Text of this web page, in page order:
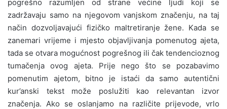
pogrešno razumljen od strane većine ljudi koji se
zadržavaju samo na njegovom vanjskom značenju, na taj
način dozvoljavajući fizičko maltretiranje žene. Kada se
zanemari vrijeme i mjesto objavljivanja pomenutog ajeta,
tada se otvara mogućnost pogrešnog ili čak tendencioznog
tumačenja ovog ajeta. Prije nego što se pozabavimo
pomenutim ajetom, bitno je istaći da samo autentični
kur’anski tekst može poslužiti kao relevantan izvor
značenja. Ako se oslanjamo na različite prijevode, vrlo